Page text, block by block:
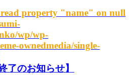
property "name" on null
wp/wp-
ownedmedia/single-
了のお知らせ】